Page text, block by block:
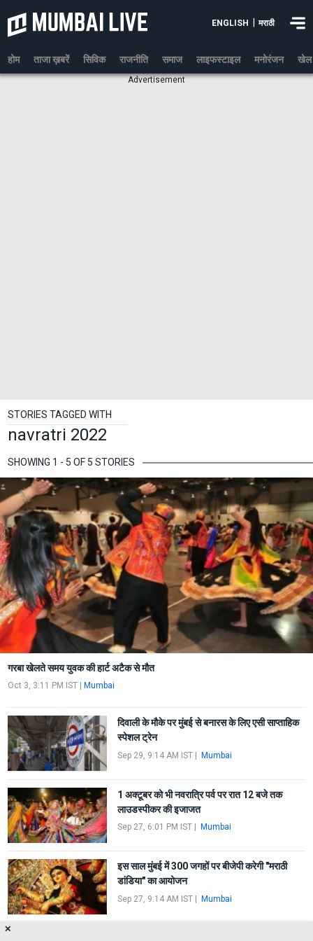
ENGLISH मराठी
होम ताजा ख़बरें सिविक राजनीति समाज लाइफस्टाइल मनोरंजन खेल
Advertisement
STORIES TAGGED WITH
navratri 2022
SHOWING 1 - 5 OF 5 STORIES
गरबा खेलते समय युवक की हार्ट अटैक से मौत
Oct 3, 3:11 PM IST Mumbai
दिवाली के मौके पर मुंबई से बनारस के लिए एसी साप्ताहिक
स्पेशल ट्रेन
Sep 29, 9:14 AM IST| Mumbai
1 अक्टूबर को भी नवरात्रि पर्व पर रात 12 बजे तक
लाउडस्पीकर की इजाजत
Sep 27, 6:01 PM IST| Mumbai
इस साल मुंबई में 300 जगहों पर बीजेपी करेगी "मराठी
डांडिया" का आयोजन
Sep 27, 9:14 AM IST| Mumbai
✕